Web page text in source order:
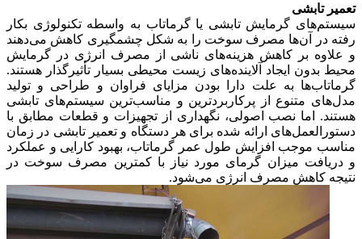
تعمیر تابشی
سیستم‌های گرمایش تابشی یا گرماتاب به واسطه تکنولوژی بکار
رفته در آن‌ها مصرف سوخت را به شکل چشمگیری کاهش می‌دهند
و علاوه بر کاهش هزینه‌های ناشی از مصرف انرژی در گرمایش
محیط بدون ایجاد آلاینده‌های زیست محیطی بسیار تأثیرگذار هستند.
گرماتاب‌ها به علت دارا بودن مزایای فراوان و طراحی و تولید
مدل‌های متنوع از پرکاربردترین و مناسب‌ترین سیستم‌های تابشی
هستند. اما نصب اصولی، نگهداری از تجهیزات و قطعات مطابق با
دستورالعمل‌های ارائه شده برای هر دستگاه و تعمیر تابشی در زمان
مناسب موجب افزایش طول عمر گرماتاب، بهبود کارایی و عملکرد
و دریافت میزان گرمای مورد نیاز با کمترین مصرف سوخت در
نتیجه کاهش مصرف انرژی می‌شود.